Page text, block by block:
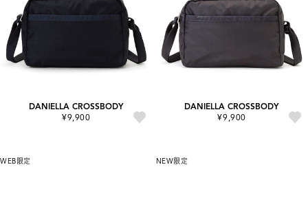
DANIELLA CROSSBODY
¥9,900
DANIELLA CROSSBODY
¥9,900
WEB限定 NEW限定